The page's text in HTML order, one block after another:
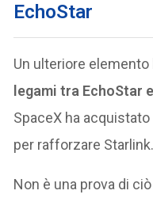
EchoStar
Un ulteriore elemento
legami tra EchoStar
SpaceX ha
per rafforzare Starlink.
Non è una prova di